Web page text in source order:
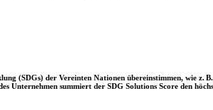
(SDGs) der Vereinten Nationen übereinstimmen, wie z.
summiert der SDG Solutions Score den